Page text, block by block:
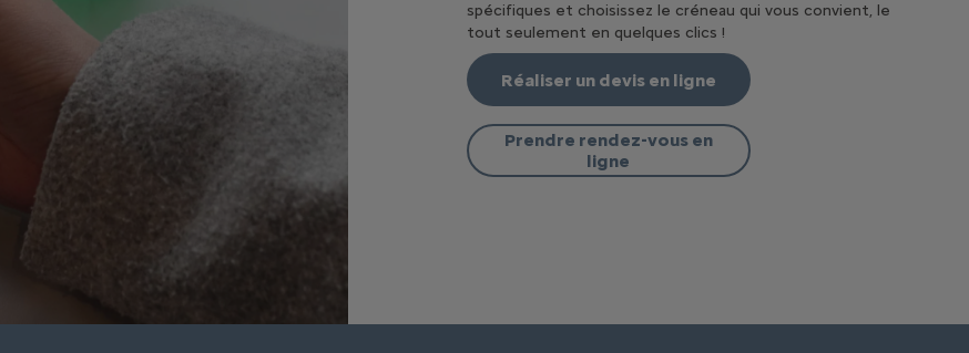
spécifiques et choisissez le créneau qui vous convient, le
tout seulement en quelques clics !
Réaliser un devis en ligne
Prendre rendez-vous en
ligne